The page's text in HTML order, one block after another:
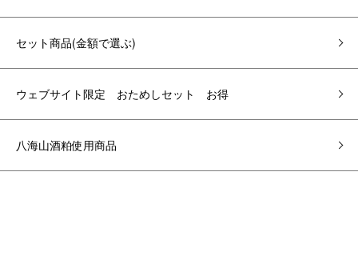
セット商品(金額で選ぶ)
ウェブサイト限定 おためしセット お得
八海山酒粕使用商品